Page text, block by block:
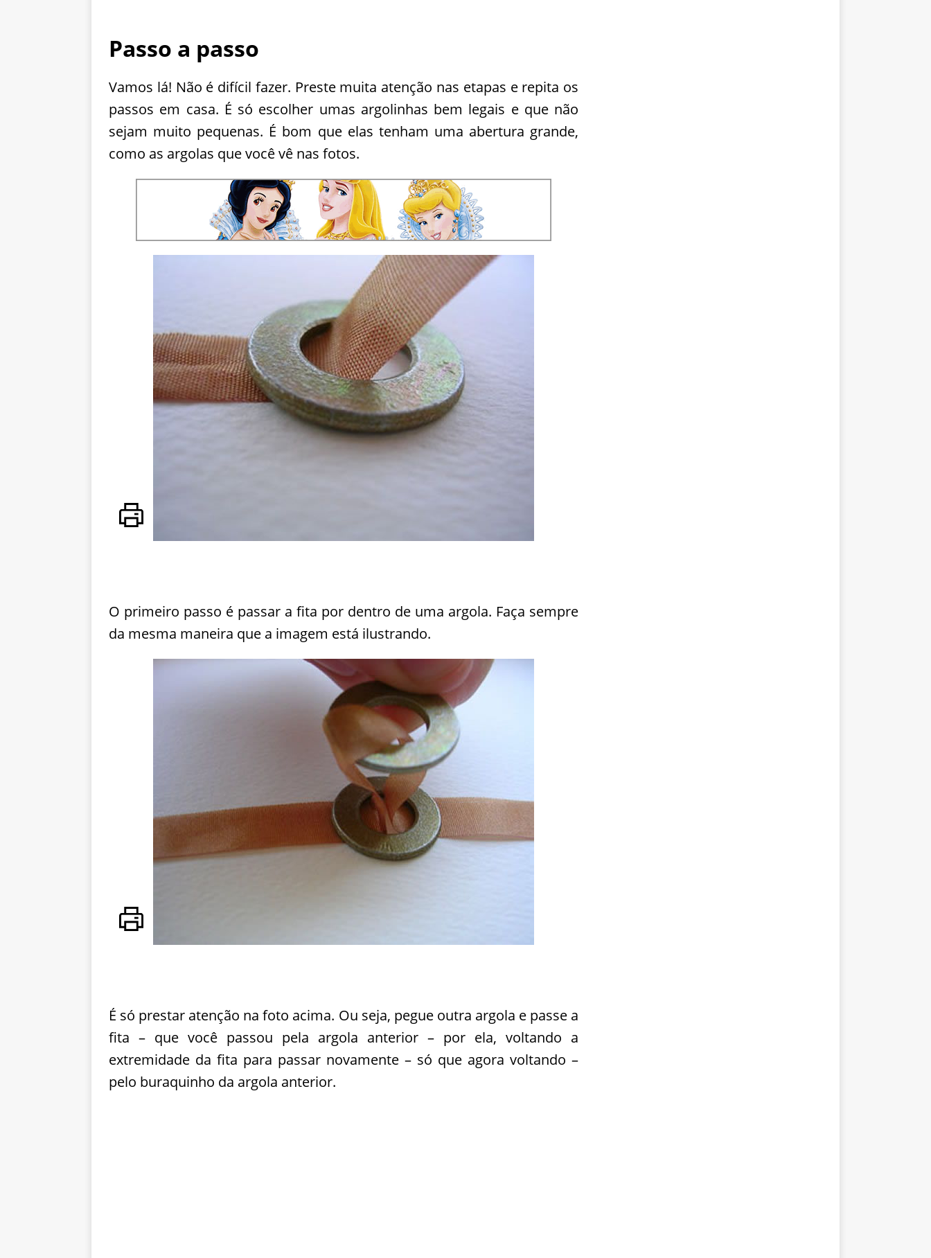
Passo a passo
Vamos lá! Não é difícil fazer. Preste muita atenção nas etapas e repita os
passos em casa. É só escolher umas argolinhas bem legais e que não
sejam muito pequenas. É bom que elas tenham uma abertura grande,
como as argolas que você vê nas fotos.
O primeiro passo é passar a fita por dentro de uma argola. Faça sempre
da mesma maneira que a imagem está ilustrando.
É só prestar atenção na foto acima. Ou seja, pegue outra argola e passe a
fita – que você passou pela argola anterior – por ela, voltando a
extremidade da fita para passar novamente – só que agora voltando –
pelo buraquinho da argola anterior.